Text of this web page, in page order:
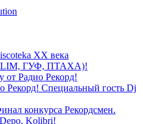
XX века
ГУФ, ПТАХА)!
от Радио Рекорд!
Рекорд! Специальный гость Dj
конкурса Рекордсмен.
Kolibri!